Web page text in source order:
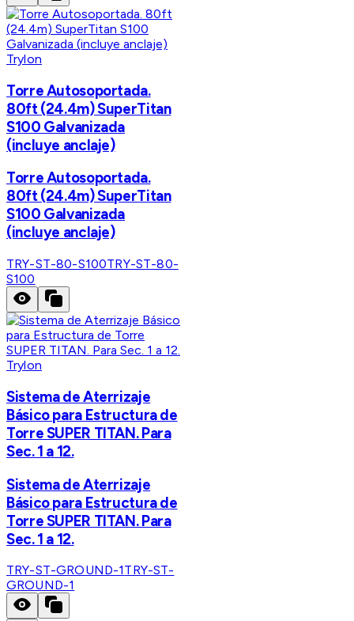
Trylon
Torre Autosoportada.
80ft (24.4m) SuperTitan
S100 Galvanizada
(incluye anclaje)
Torre Autosoportada.
80ft (24.4m) SuperTitan
S100 Galvanizada
(incluye anclaje)
TRY-ST-80-S100TRY-ST-80-
S100
Trylon
Sistema de Aterrizaje
Básico para Estructura de
Torre SUPER TITAN. Para
Sec. 1 a 12.
Sistema de Aterrizaje
Básico para Estructura de
Torre SUPER TITAN. Para
Sec. 1 a 12.
TRY-ST-GROUND-1TRY-ST-
GROUND-1